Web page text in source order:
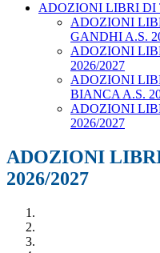
ADOZIONI LIBRI DI
ADOZIONI
GANDHI A.S.
ADOZIONI
2026/2027
ADOZIONI
BIANCA A.S.
ADOZIONI
2026/2027
ADOZIONI
2026/2027